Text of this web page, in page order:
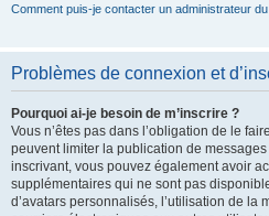
Comment puis-je contacter un administrateur
Problèmes de connexion et
Pourquoi ai-je besoin de m’inscrire ?
Vous n’êtes pas dans l’obligation de le
peuvent limiter la publication de
inscrivant, vous pouvez également avoir
supplémentaires qui ne sont pas
d’avatars personnalisés, l’utilisation de la